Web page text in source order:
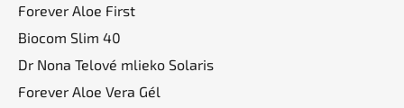
Forever Aloe First
Biocom Slim 40
Dr Nona Telové mlieko Solaris
Forever Aloe Vera Gél